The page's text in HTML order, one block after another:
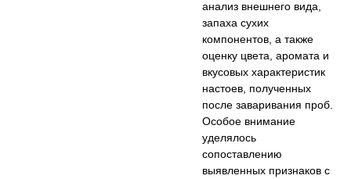
анализ внешнего вида,
запаха сухих
компонентов, а также
оценку цвета, аромата и
вкусовых характеристик
настоев, полученных
после заваривания проб.
Особое внимание
уделялось
сопоставлению
выявленных признаков с